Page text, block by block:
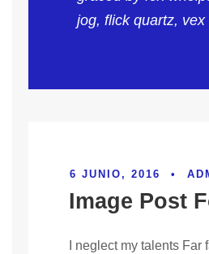
jog, flick quartz, vex
6 JUNIO, 2016 •
Image Post
I neglect my talents Far